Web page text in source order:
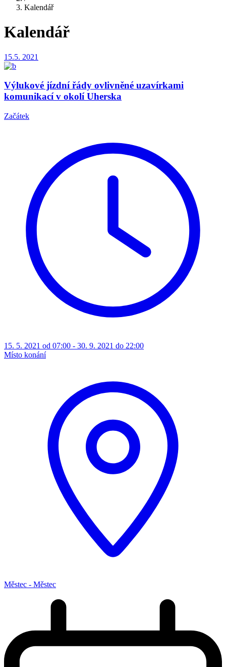
Kalendář
Kalendář
15.5. 2021
Výlukové jízdní řády ovlivněné uzavírkami
komunikací v okolí Uherska
Začátek
15. 5. 2021 od 07:00 - 30. 9. 2021 do 22:00
Místo konání
Městec - Městec